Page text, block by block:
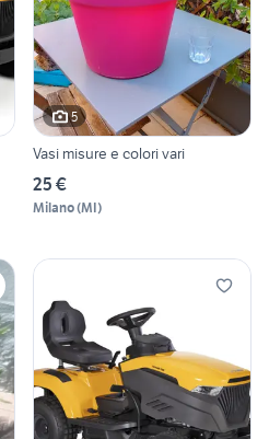
5
Vasi misure e colori vari
25 €
Milano(MI)